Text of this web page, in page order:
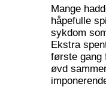
Mange
håpefulle
sykdom
Ekstra
første gang
øvd